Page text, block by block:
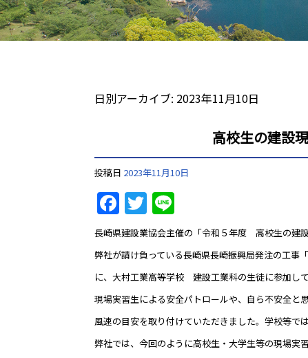
日別アーカイブ: 2023年11月10日
高校生の建設
投稿日 2023年11月10日
Facebook
Twitter
長崎県建設業協会主催の「令和５年度 高校生の建
弊社が請け負っている長崎県長崎振興局発注の工事
に、大村工業高等学校 建設工業科の生徒に参加し
現場実習生による安全パトロールや、自ら不安全と
風速の目安を取り付けていただきました。学校等で
弊社では、今回のように高校生・大学生等の現場実